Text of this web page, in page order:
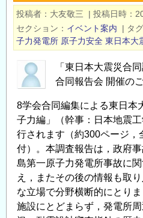
８
年
度
原
子
力
制
人
材
育
成
事
業
の
投稿者 大友敬三 | 投稿日時
セクション
イベント案内 | タグ
子力発電所 原子力安全 東日本大
「東日本大震災合
合同報告会 開催の
8学会合同編集による東日本
子力編」（幹事：日本地震
行されます（約300ページ，
付）。本調査報告は，政府
島第一原子力発電所事故に
え，またその後の情報も取
な立場で分野横断的にとり
施設にとどまらず，発電所